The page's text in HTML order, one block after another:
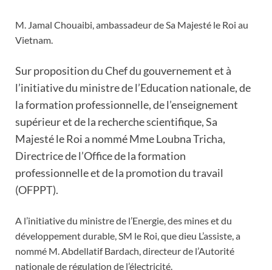
M. Jamal Chouaibi, ambassadeur de Sa Majesté le Roi au
Vietnam.
Sur proposition du Chef du gouvernement et à
l’initiative du ministre de l’Education nationale, de
la formation professionnelle, de l’enseignement
supérieur et de la recherche scientifique, Sa
Majesté le Roi a nommé Mme Loubna Tricha,
Directrice de l’Office de la formation
professionnelle et de la promotion du travail
(OFPPT).
A l’initiative du ministre de l’Energie, des mines et du
développement durable, SM le Roi, que dieu L’assiste, a
nommé M. Abdellatif Bardach, directeur de l’Autorité
nationale de régulation de l’électricité.